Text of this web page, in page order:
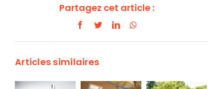
Partagez cet article :
Facebook
TwitterLinkedIn
Articles similaires